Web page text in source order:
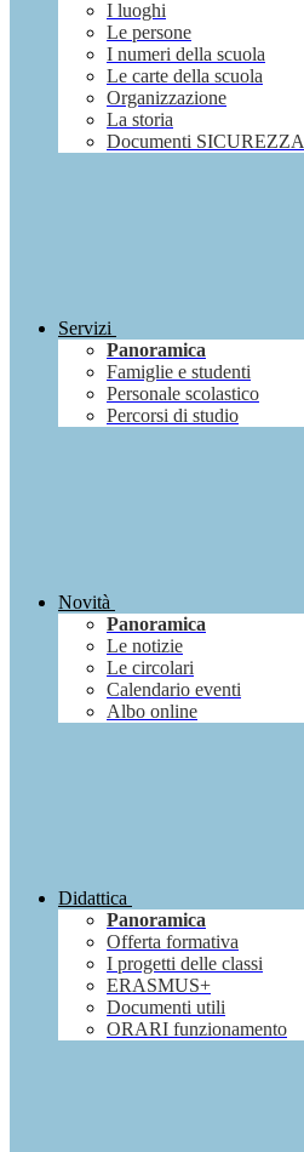
I luoghi
Le persone
I numeri della scuola
Le carte della scuola
Organizzazione
La storia
Documenti SICUREZZA
Servizi
Panoramica
Famiglie e studenti
Personale scolastico
Percorsi di studio
Novità
Panoramica
Le notizie
Le circolari
Calendario eventi
Albo online
Didattica
Panoramica
Offerta formativa
I progetti delle classi
ERASMUS+
Documenti utili
ORARI funzionamento